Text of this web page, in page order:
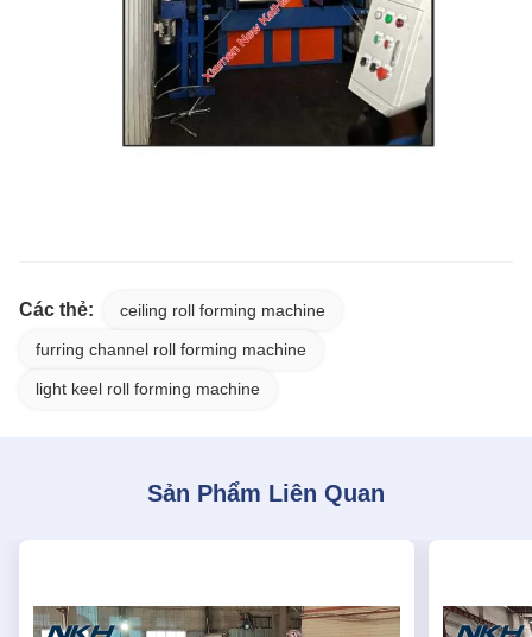
Các thẻ: ceiling roll forming machine
furring channel roll forming machine
light keel roll forming machine
Sản Phẩm Liên Quan